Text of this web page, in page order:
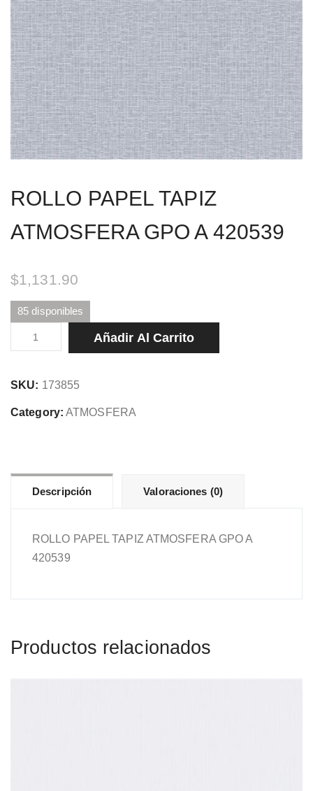
ROLLO PAPEL TAPIZ
ATMOSFERA GPO A 420539
$1,131.90
85 disponibles
ROLLO
PAPEL
ATMOSFERA
GPO
Añadir Al Carrito
SKU: 173855
Category: ATMOSFERA
Descripción Valoraciones (0)
ROLLO PAPEL TAPIZ ATMOSFERA GPO A
420539
Productos relacionados